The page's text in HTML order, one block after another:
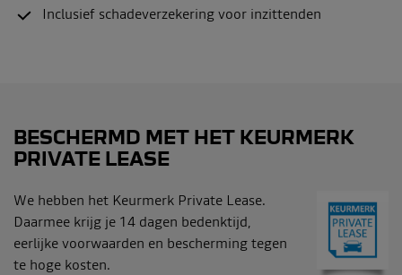
Inclusief schadeverzekering voor inzittenden
BESCHERMD MET HET KEURMERK
PRIVATE LEASE
We hebben het Keurmerk Private Lease.
Daarmee krijg je 14 dagen bedenktijd,
eerlijke voorwaarden en bescherming tegen
te hoge kosten.